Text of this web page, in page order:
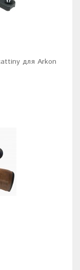
для Arkon